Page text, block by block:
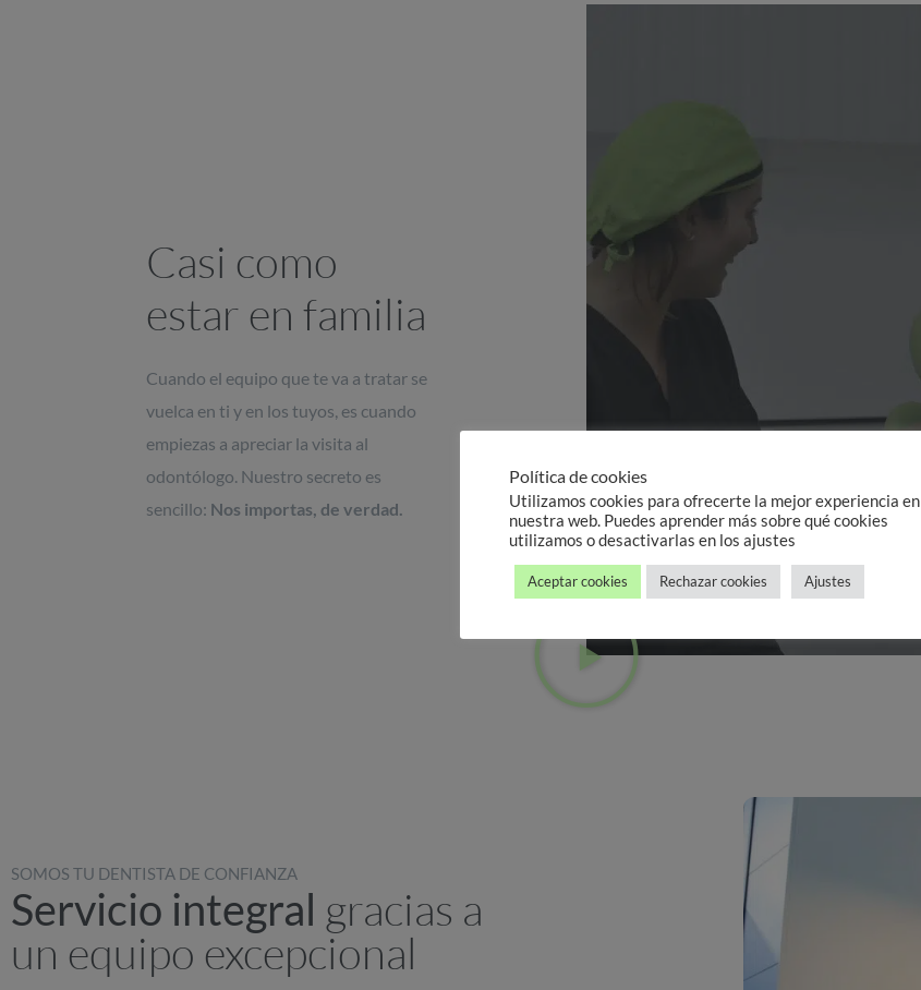
Casi como
estar en familia
Cuando el equipo que te va a tratar se
vuelca en ti y en los tuyos, es cuando
empiezas a apreciar la visita al
odontólogo. Nuestro secreto es
sencillo: Nos importas, de verdad.
SOMOS TU DENTISTA DE CONFIANZA
Servicio integral gracias a
un equipo excepcional
Política de cookies
Utilizamos cookies para ofrecerte la mejor experiencia en
nuestra web. Puedes aprender más sobre qué cookies
utilizamos o desactivarlas en los ajustes
Aceptar cookies Rechazar cookies Ajustes